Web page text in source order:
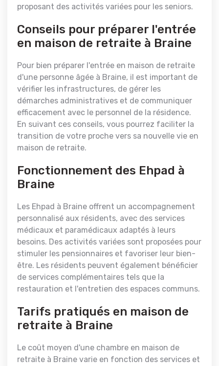
proposant des activités variées pour les seniors.
Conseils pour préparer l'entrée
en maison de retraite à Braine
Pour bien préparer l'entrée en maison de retraite
d'une personne âgée à Braine, il est important de
vérifier les infrastructures, de gérer les
démarches administratives et de communiquer
efficacement avec le personnel de la résidence.
En suivant ces conseils, vous pourrez faciliter la
transition de votre proche vers sa nouvelle vie en
maison de retraite.
Fonctionnement des Ehpad à
Braine
Les Ehpad à Braine offrent un accompagnement
personnalisé aux résidents, avec des services
médicaux et paramédicaux adaptés à leurs
besoins. Des activités variées sont proposées pour
stimuler les pensionnaires et favoriser leur bien-
être. Les résidents peuvent également bénéficier
de services complémentaires tels que la
restauration et l'entretien des espaces communs.
Tarifs pratiqués en maison de
retraite à Braine
Le coût moyen d'une chambre en maison de
retraite à Braine varie en fonction des services et